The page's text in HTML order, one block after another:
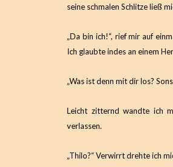
seine schmalen Schlitze ließ
„Da bin ich!“, rief mir auf
Ich glaubte indes an einem
„Was ist denn mit dir los?
Leicht zitternd wandte ich
verlassen.
„Thilo?“ Verwirrt drehte ich